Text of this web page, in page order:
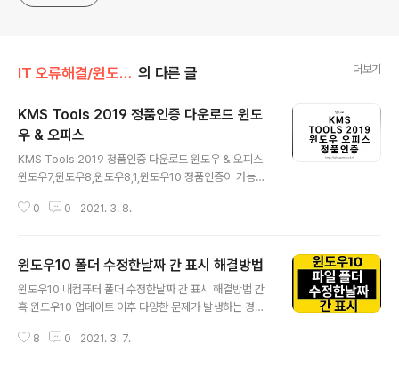
IT 오류해결/윈도우·부팅 오류 의 다른 글 더보기
KMS Tools 2019 정품인증 다운로드 윈도
우 & 오피스
KMS Tools 2019 정품인증 다운로드 윈도우 & 오피스
윈도우7,윈도우8,윈도우8,1,윈도우10 정품인증이 가능하
인증이 가능한 통합 크랙으로 KMS Tools 2019 버전이
피스 삭제를 위한 프로그램등 다양한 기능이 내장되어 있
습니다. KMS Tools 2019 Info • 프로그램 이름 : KMS
Tools Portable - (KMSAuto Lite v1.5.5) • 최신버전
orus (MSFree Inc.) • 용량 : 48.5MB • 인증가능..
0 0 2021. 3. 8.
윈도우10 폴더 수정한날짜 간 표시 해결방법
윈도우10 내컴퓨터 폴더 수정한날짜 간 표시 해결방법 간
혹 윈도우10 업데이트 이후 다양한 문제가 발생하는 경우
를 확인하면 날짜가 2020년1월1일 이런식으로 표시되느
8 0 2021. 3. 7.